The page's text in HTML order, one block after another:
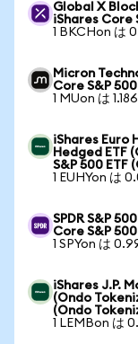
Global X
iShares Core
1 BKCHon は
Micron
Core S&P
1 MUon は
iShares Euro
Hedged ETF
S&P 500 ETF
1 EUHYon は
SPDR S&P
Core S&P
1 SPYon は
iShares J.P.
(Ondo
(Ondo
1 LEMBon は